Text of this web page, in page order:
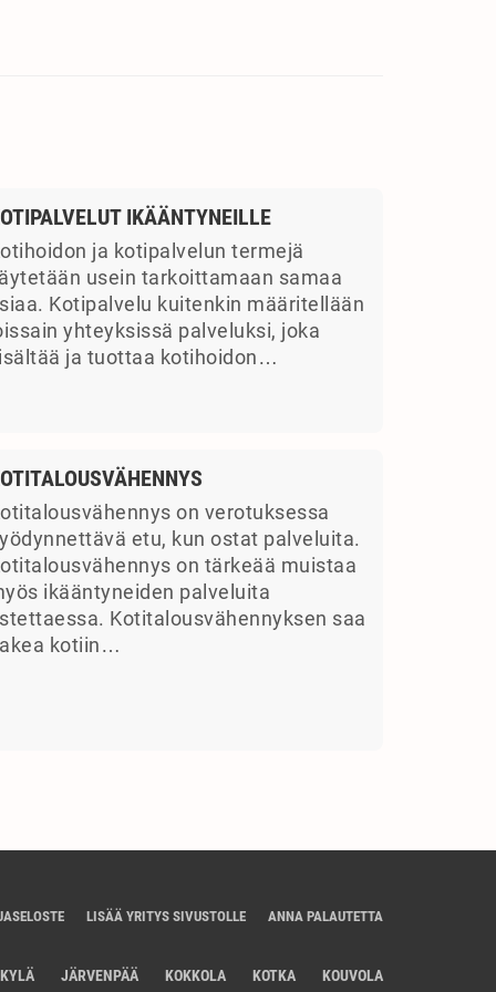
IKÄÄNTYNEILLE
ja kotipalvelun termejä
usein tarkoittamaan samaa
Kotipalvelu kuitenkin määritellään
yhteyksissä palveluksi, joka
ja tuottaa kotihoidon…
on verotuksessa
etu, kun ostat palveluita.
on tärkeää muistaa
ikääntyneiden palveluita
Kotitalousvähennyksen saa
kotiin…
LISÄÄ YRITYS SIVUSTOLLE ANNA PALAUTETTA
JÄRVENPÄÄ KOKKOLA KOTKA KOUVOLA